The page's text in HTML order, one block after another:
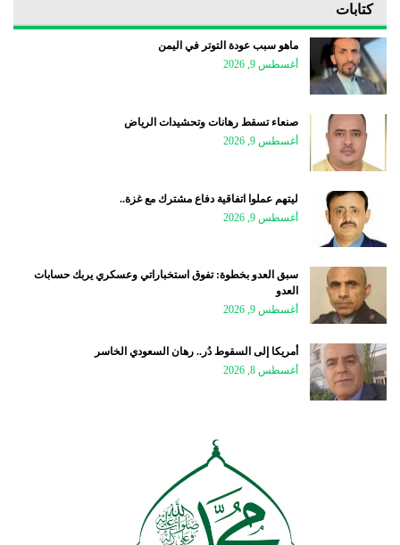
كتابات
ماهو سبب عودة التوتر في اليمن
أغسطس 9, 2026
صنعاء تسقط رهانات وتحشيدات الرياض
أغسطس 9, 2026
ليتهم عملوا اتفاقية دفاع مشترك مع غزة..
أغسطس 9, 2026
سبق العدو بخطوة: تفوق استخباراتي وعسكري يربك حسابات
العدو
أغسطس 9, 2026
أمريكا إلى السقوط دُر.. رهان السعودي الخاسر
أغسطس 8, 2026